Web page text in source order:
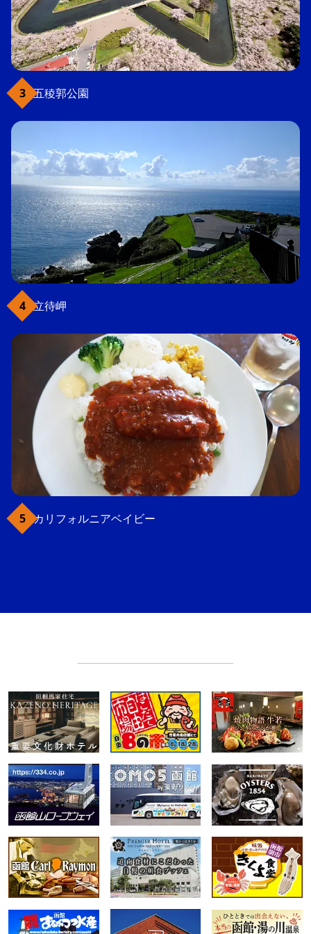
五稜郭公園
立待岬
カリフォルニアベイビー